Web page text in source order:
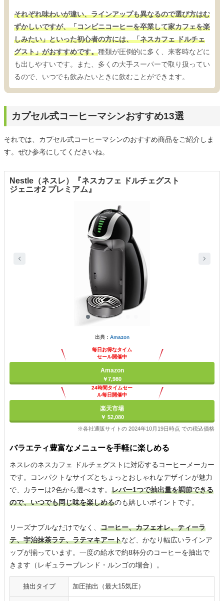
それぞれ味わいが違い、ラインアップも異なるので選び方はむ
ずかしいですが、「コンビニコーヒーを卒業して家カフェを楽
しみたい」といった初心者の方には、「ネスカフェ ドルチェ
グスト」がおすすめです。種類が圧倒的に多く、来客時などに
も出しやすいです。また、多くの大手スーパーで取り扱ってい
るので、いつでも飲みたいときに飲むことができます。
カプセル式コーヒーマシンおすすめ13選
それでは、カプセル式コーヒーマシンのおすすめ商品をご紹介しま
す。ぜひ参考にしてくださいね。
Nestle（ネスレ）『ネスカフェ ドルチェグスト
ジェニオ2 プレミアム』
出典： Amazon
毎日お得なタイム
セール開催中
Amazon
￥7,980
24時間タイムセー
ル毎日開催中
楽天市場
￥ 52,080
※各社通販サイトの 2024年10月19日時点 での税込価格
バラエティ豊富なメニューを手軽に楽しめる
ネスレのネスカフェ ドルチェグストに対応するコーヒーメーカー
です。コンパクトなサイズとちょっとおしゃれなデザインが魅力
で、カラーは2色から選べます。 レバー1つで抽出量を調節できる
ので、いつでも同じ味を楽しめるのも嬉しいポイントです。
リーズナブルなだけでなく、 コーヒー、カフェオレ、ティーラ
テ、宇治抹茶ラテ、ラテマキアートなど、かなり幅広いラインア
ップが揃っています。一度の給水で約8杯分のコーヒーを抽出で
きます（レギュラーブレンド・ルンゴの場合）。
抽出タイプ 加圧抽出（最大15気圧）